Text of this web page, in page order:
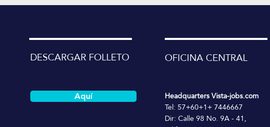
DESCARGAR FOLLETO OFICINA CENTRAL
Aquí
Headquarters Vista-jobs.com
Tel: 57+60+1+ 7446667
Dir: Calle 98 No. 9A - 41,